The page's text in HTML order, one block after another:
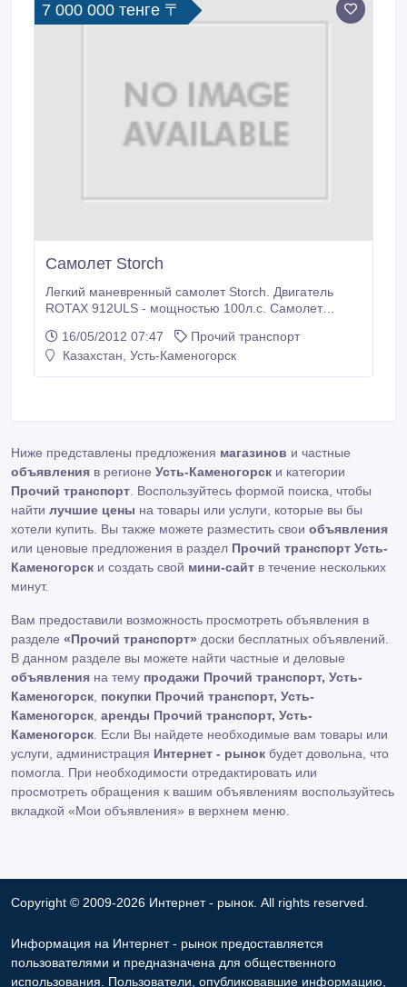
7 000 000 тенге 〒
Самолет Storch
Легкий маневренный самолет Storch. Двигатель
ROTAX 912ULS - мощностью 100л.с. Самолет
подъемной силы, разбег «Storch» составляет всего
65 метров, а пробег после посадки - 22 метра.
16/05/2012 07:47
Прочий транспорт
Казахстан, Усть-Каменогорск
Ниже представлены предложения магазинов и частные
объявления в регионе Усть-Каменогорск и категории
Прочий транспорт . Воспользуйтесь формой поиска, чтобы
найти лучшие цены на товары или услуги, которые вы бы
хотели купить. Вы также можете разместить свои объявления
или ценовые предложения в раздел Прочий транспорт Усть-
Каменогорск и создать свой мини-сайт в течение нескольких
минут.
Вам предоставили возможность просмотреть объявления в
разделе «Прочий транспорт» доски бесплатных объявлений.
В данном разделе вы можете найти частные и деловые
объявления на тему продажи Прочий транспорт, Усть-
Каменогорск покупки Прочий транспорт, Усть-
Каменогорск аренды Прочий транспорт, Усть-
Каменогорск . Если Вы найдете необходимые вам товары или
услуги, администрация Интернет - рынок будет довольна, что
помогла. При необходимости отредактировать или
просмотреть обращения к вашим объявлениям воспользуйтесь
вкладкой «Мои объявления» в верхнем меню.
Copyright © 2009-2026 Интернет - рынок. All rights reserved.
Информация на Интернет - рынок предоставляется
пользователями и предназначена для общественного
использования. Пользователи, опубликовавшие информацию,